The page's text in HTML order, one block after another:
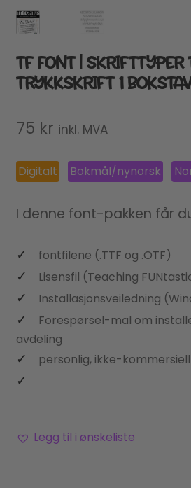
TF FONT | SKRIFTTYPER
TRYKKSKRIFT 1
75 kr inkl. MVA
Digitalt Bokmål/nynorsk
I denne font-pakken får
fontfilene (.TTF og .OTF)
Lisensfil (Teaching
Installasjonsveiledning
Forespørsel-mal om
avdeling
personlig, ikke-
Legg til i ønskeliste